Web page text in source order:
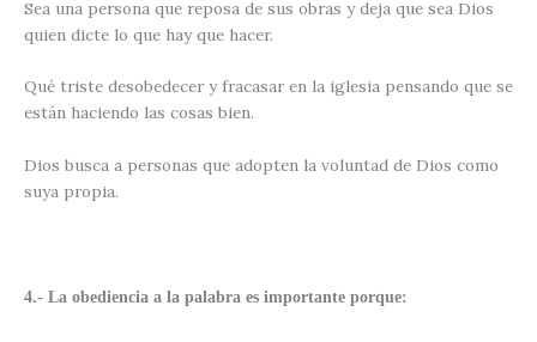
Sea una persona que reposa de sus obras y deja que sea Dios
quien dicte lo que hay que hacer.
Qué triste desobedecer y fracasar en la iglesia pensando que se
están haciendo las cosas bien.
Dios busca a personas que adopten la voluntad de Dios como
suya propia.
4.- La obediencia a la palabra es importante porque: